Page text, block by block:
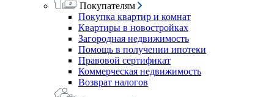
Покупателям
Покупка квартир и комнат
Квартиры в новостройках
Загородная недвижимость
Помощь в получении ипотеки
Правовой сертификат
Коммерческая недвижимость
Возврат налогов